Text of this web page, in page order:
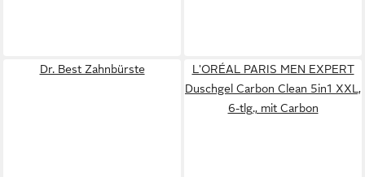
Dr. Best Zahnbürste
L'ORÉAL PARIS MEN EXPERT
Duschgel Carbon Clean 5in1 XXL,
6-tlg., mit Carbon